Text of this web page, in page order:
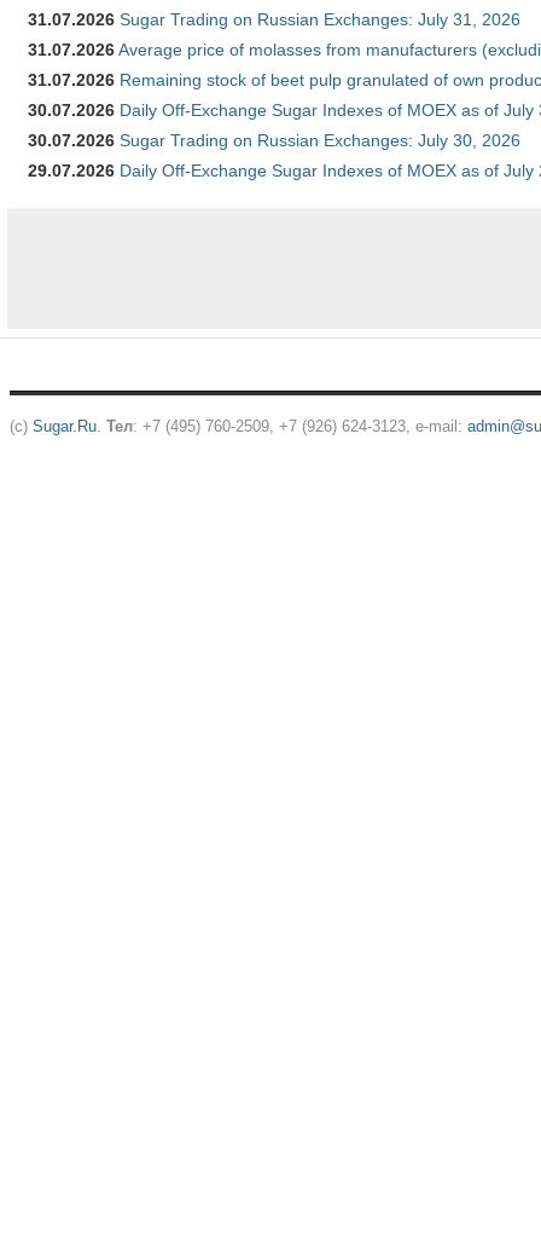
31.07.2026 Sugar Trading on Russian Exchanges: July 31, 2026
31.07.2026Average price of molasses from manufacturers
31.07.2026 Remaining stock of beet pulp granulated of own
30.07.2026 Daily Off-Exchange Sugar Indexes of MOEX as of July
30.07.2026 Sugar Trading on Russian Exchanges: July 30, 2026
29.07.2026 Daily Off-Exchange Sugar Indexes of MOEX as of July
(c) Sugar.Ru. Тел: +7 (495) 760-2509, +7 (926) 624-3123, e-mail: